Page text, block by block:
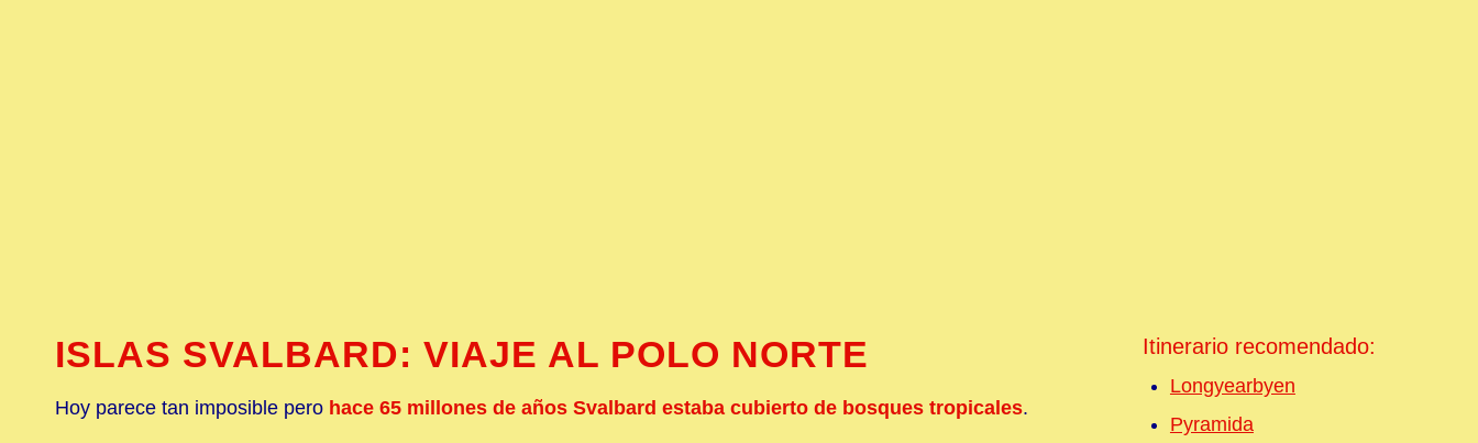
ISLAS SVALBARD: VIAJE AL POLO NORTE
Hoy parece tan imposible pero hace 65 millones de años Svalbard estaba cubierto de bosques tropicales.
Itinerario recomendado:
Longyearbyen
Pyramida